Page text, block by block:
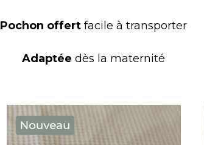
Pochon offert facile à transporter
Adaptéedès la maternité